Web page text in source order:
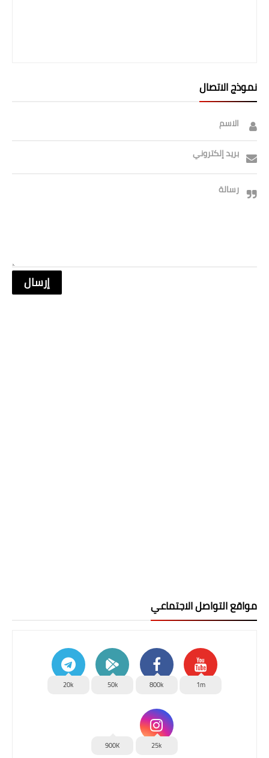
نموذج الاتصال
الاسم
بريد إلكتروني
رسالة
مواقع التواصل الاجتماعي
1m
800k
50k
20k
25k
900K